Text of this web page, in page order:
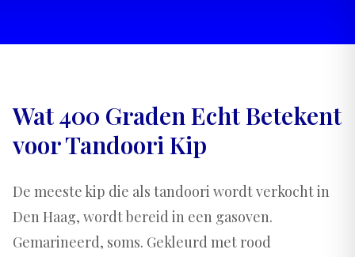
Wat 400 Graden Echt Betekent
voor Tandoori Kip
De meeste kip die als tandoori wordt verkocht in
Den Haag, wordt bereid in een gasoven.
Gemarineerd, soms. Gekleurd met rood